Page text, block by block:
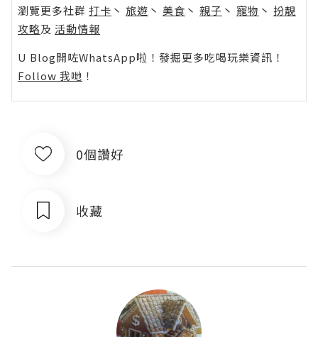
瀏覽更多社群 打卡 丶 旅遊 丶 美食 丶 親子 丶 寵物 丶 扮靚
攻略及 活動情報
U Blog開咗WhatsApp啦！發掘更多吃喝玩樂資訊！
Follow 我哋 ！
0個讚好
收藏